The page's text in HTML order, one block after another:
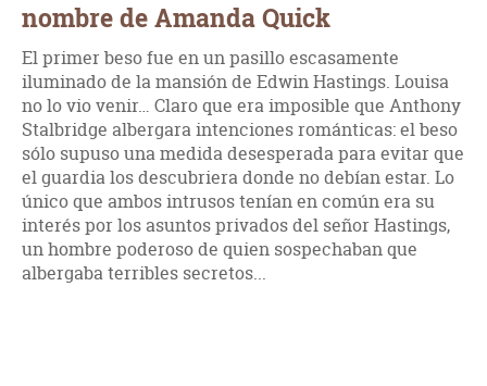
nombre de Amanda Quick
El primer beso fue en un pasillo escasamente
iluminado de la mansión de Edwin Hastings. Louisa
no lo vio venir… Claro que era imposible que Anthony
Stalbridge albergara intenciones románticas: el beso
sólo supuso una medida desesperada para evitar que
el guardia los descubriera donde no debían estar. Lo
único que ambos intrusos tenían en común era su
interés por los asuntos privados del señor Hastings,
un hombre poderoso de quien sospechaban que
albergaba terribles secretos...